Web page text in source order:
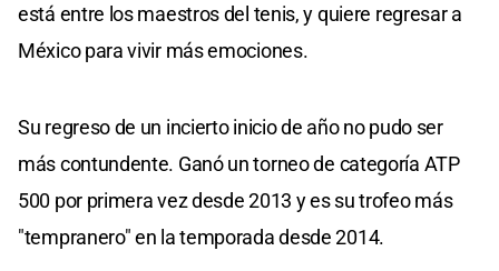
está entre los maestros del tenis, y quiere regresar a
México para vivir más emociones.
Su regreso de un incierto inicio de año no pudo ser
más contundente. Ganó un torneo de categoría ATP
500 por primera vez desde 2013 y es su trofeo más
"tempranero" en la temporada desde 2014.